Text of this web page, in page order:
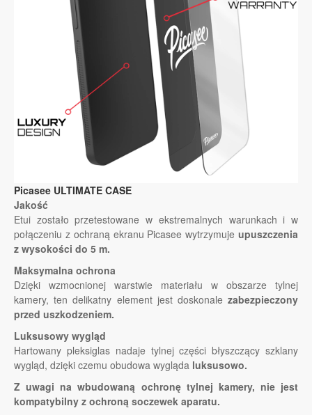
Picasee ULTIMATE CASE
Jakość
Etui zostało przetestowane w ekstremalnych warunkach i w
połączeniu z ochraną ekranu Picasee wytrzymuje upuszczenia
z wysokości do 5 m.
Maksymalna ochrona
Dzięki wzmocnionej warstwie materiału w obszarze tylnej
kamery, ten delikatny element jest doskonale zabezpieczony
przed uszkodzeniem.
Luksusowy wygląd
Hartowany pleksiglas nadaje tylnej części błyszczący szklany
wygląd, dzięki czemu obudowa wygląda luksusowo.
Z uwagi na wbudowaną ochronę tylnej kamery, nie jest
kompatybilny z ochroną soczewek aparatu.